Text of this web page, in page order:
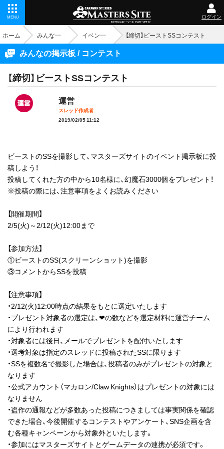
MENU ログイン
ホーム みんなの掲示板 イベント - コンテスト 【締切】ビーストSSコンテスト
みんなの掲示板 / コンテスト
【締切】ビーストSSコンテスト
運営
スレッド作成者
2019/02/05 11:12
ビーストのSSを撮影して、マスターズサイトのイベント掲示板に投
稿しよう！
投稿してくれた方の中から10名様に、幻魔石3000個をプレゼント！
※投稿の際には、注意事項をよくお読みください
【開催期間】
2/5(火)～2/12(火)12:00まで
【参加方法】
①ビーストのSS(スクリーンショット)を撮影
③コメントからSSを投稿
【注意事項】
・2/12(火)12:00時点の結果をもとに選定いたします
・プレゼント対象者の選定は、❤の数などを選定材料に運営チーム
により行われます
・対象者には後日、メールでプレゼントを配付いたします
・選考対象は指定のスレッドに投稿されたSSに限ります
・SSを複数名で撮影した場合は、投稿者のみがプレゼントの対象と
なります
・公式アカウント（マカロン/Claw Knights）はプレゼントの対象には
なりません
・盗作の通報などが多数あった投稿につきましては事実関係を確認
できた場合、今後開催するコンテストやアンケート、SNS企画を含
む各種キャンペーンから対象外といたします。
・参加にはマスターズサイトとゲームデータの連携が必須です。